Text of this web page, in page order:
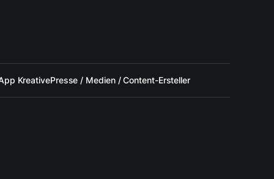
KreativePresse / Medien / Content-Ersteller